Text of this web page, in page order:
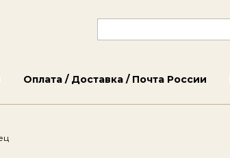
Оплата / Доставка / Почта России